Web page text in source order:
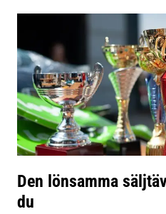
Den lönsamma
du